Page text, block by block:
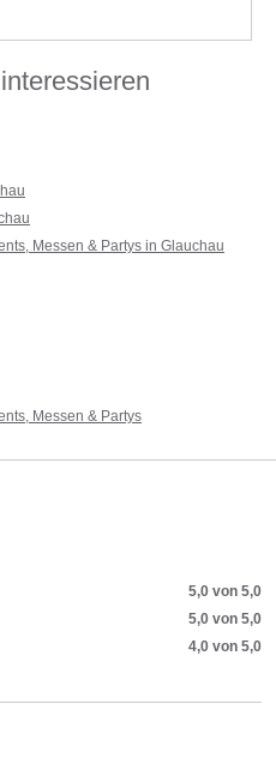
Messen & Partys in Glauchau
Messen & Partys
5,0 von 5,0
5,0 von 5,0
4,0 von 5,0